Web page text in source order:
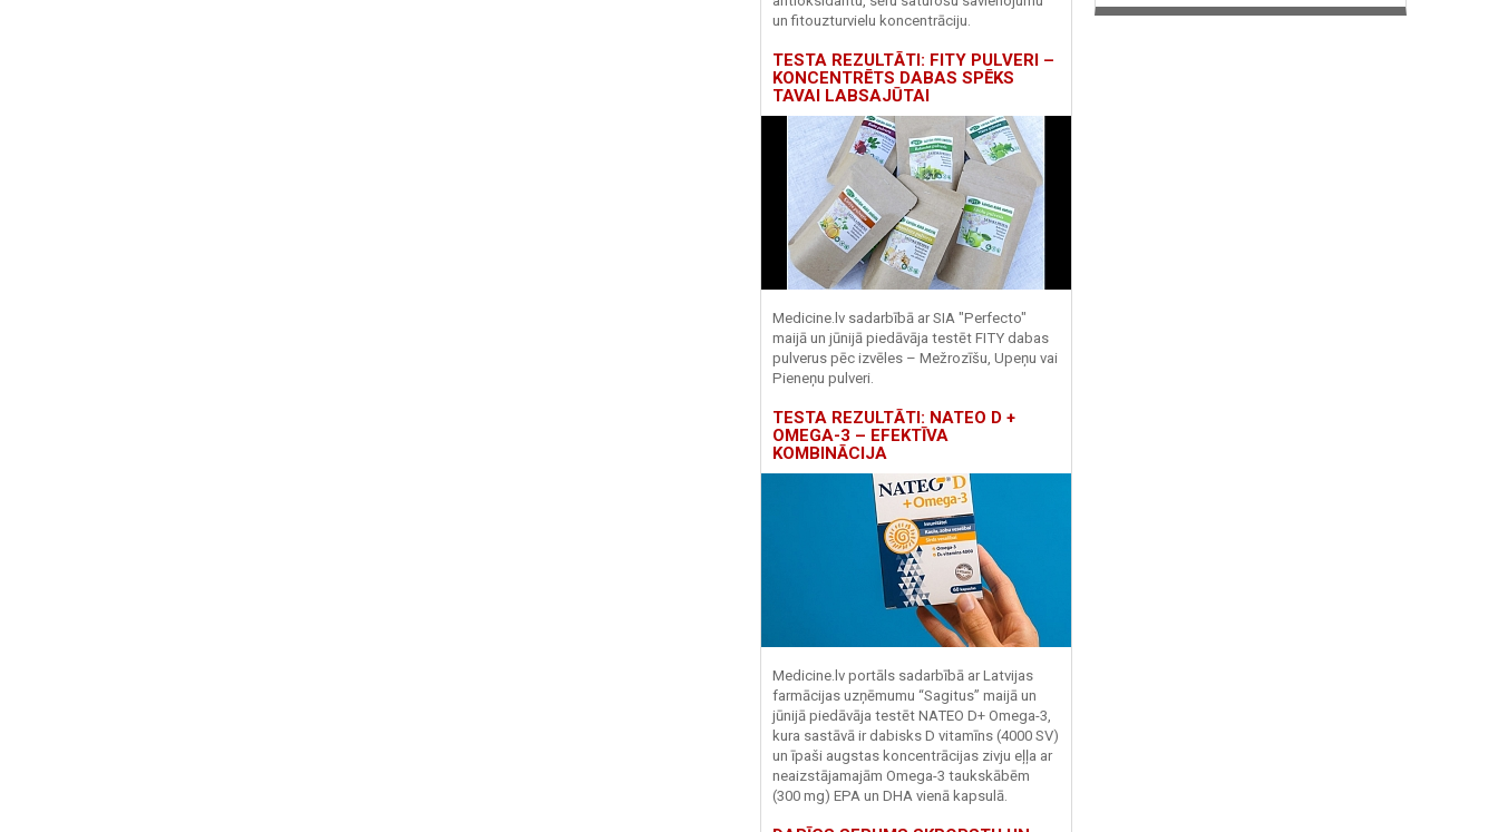
un fitouzturvielu koncentrāciju.
TESTA REZULTĀTI: FITY PULVERI –
KONCENTRĒTS DABAS SPĒKS
TAVAI LABSAJŪTAI
Medicine.lv sadarbībā ar SIA "Perfecto"
maijā un jūnijā piedāvāja testēt FITY dabas
pulverus pēc izvēles – Mežrozīšu, Upeņu vai
Pieneņu pulveri.
TESTA REZULTĀTI: NATEO D +
OMEGA-3 – EFEKTĪVA
KOMBINĀCIJA
Medicine.lv portāls sadarbībā ar Latvijas
farmācijas uzņēmumu “Sagitus” maijā un
jūnijā piedāvāja testēt NATEO D+ Omega-3,
kura sastāvā ir dabisks D vitamīns (4000 SV)
un īpaši augstas koncentrācijas zivju eļļa ar
neaizstājamajām Omega-3 taukskābēm
(300 mg) EPA un DHA vienā kapsulā.